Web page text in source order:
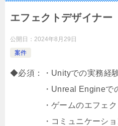
エフェクトデザイナー
公開日： 2024年8月29日
案件
◆必須：・Unityでの実務経
・Unreal Engineでの
・ゲームのエフェク
・コミュニケーショ